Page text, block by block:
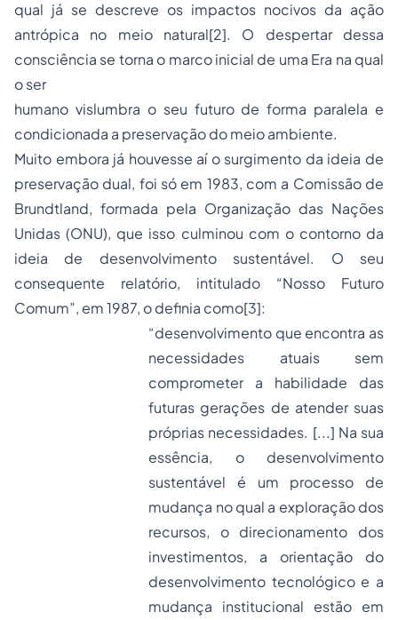
qual já se descreve os impactos nocivos da ação
antrópica no meio natural[2]. O despertar dessa
consciência se torna o marco inicial de uma Era na qual
o ser
humano vislumbra o seu futuro de forma paralela e
condicionada a preservação do meio ambiente.
Muito embora já houvesse aí o surgimento da ideia de
preservação dual, foi só em 1983, com a Comissão de
Brundtland, formada pela Organização das Nações
Unidas (ONU), que isso culminou com o contorno da
ideia de desenvolvimento sustentável. O seu
consequente relatório, intitulado “Nosso Futuro
Comum”, em 1987, o definia como[3]:
“desenvolvimento que encontra as
necessidades atuais sem
comprometer a habilidade das
futuras gerações de atender suas
próprias necessidades. [...] Na sua
essência, o desenvolvimento
sustentável é um processo de
mudança no qual a exploração dos
recursos, o direcionamento dos
investimentos, a orientação do
desenvolvimento tecnológico e a
mudança institucional estão em